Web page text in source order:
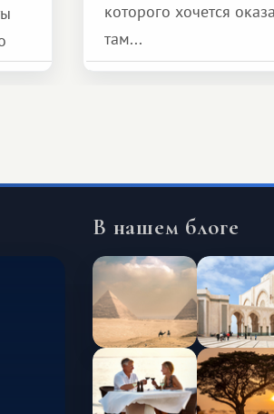
которого хочется
там...
В нашем блоге